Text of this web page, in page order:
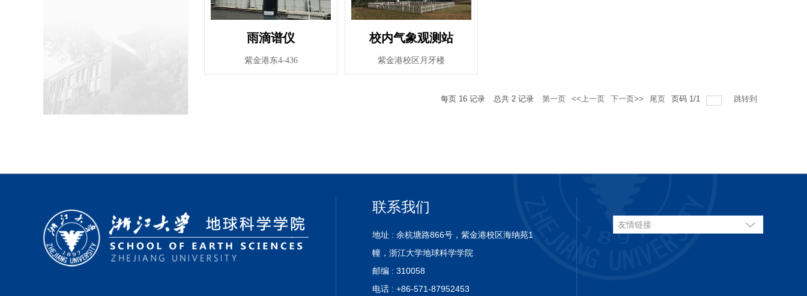
雨滴谱仪
紫金港东4-436
校内气象观测站
紫金港校区月牙楼
每页 16 记录 总共 2 记录 第一页 <<上一页 下一页>> 尾页 页码 1/1 跳转到
联系我们
地址 : 余杭塘路866号，紫金港校区海纳苑1
幢，浙江大学地球科学学院
邮编 : 310058
电话 : +86-571-87952453